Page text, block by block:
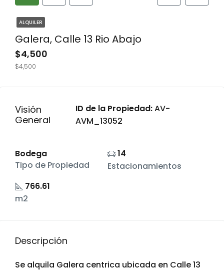
ALQUILER
Galera, Calle 13 Rio Abajo
$4,500
$4,500
Visión
General
ID de la Propiedad:AV-
AVM_13052
Bodega
Tipo de Propiedad
14
Estacionamientos
766.61
m2
Descripción
Se alquila Galera centrica ubicada en Calle 13